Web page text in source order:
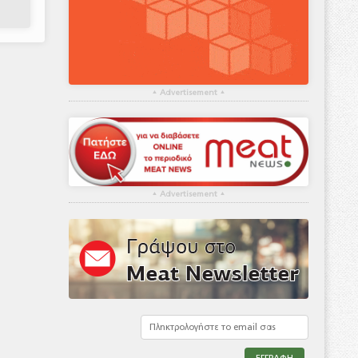
▴ Advertisement ▴
▴ Advertisement ▴